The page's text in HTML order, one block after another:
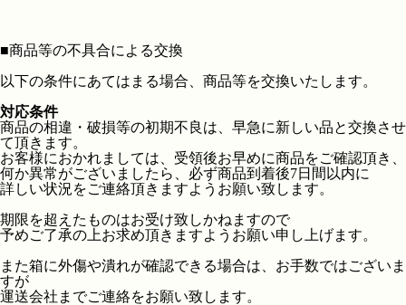
■商品等の不具合による交換
以下の条件にあてはまる場合、商品等を交換いたします。
対応条件
商品の相違・破損等の初期不良は、早急に新しい品と交換させ
て頂きます。
お客様におかれましては、受領後お早めに商品をご確認頂き、
何か異常がございましたら、必ず商品到着後7日間以内に
詳しい状況をご連絡頂きますようお願い致します。
期限を超えたものはお受け致しかねますので
予めご了承の上お求め頂きますようお願い申し上げます。
また箱に外傷や潰れが確認できる場合は、お手数ではございま
すが
運送会社までご連絡をお願い致します。